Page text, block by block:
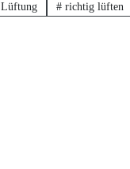
Lüftung # richtig lüften